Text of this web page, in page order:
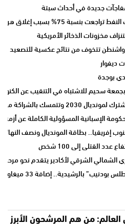
جديدة في أحداث سبتة
بنسبة 75% بسبب إغلاق هرمز
مخزونات الذخائر الأمريكية
تتخوف من نتائج عكسية للتصعيد
ديفوار
بوجدة
مع المغرب وإسبانيا
الإسبانية المسؤولية الكاملة عن أزمة
إفريقيا.. بطاقة المونديال ونصف
القتلى إلى 100 شخص
الشمالي الشرقي لأكادير يتقدم نحو مرحلة
إضافة 33 ميغاوات إلى الشبكة الوطنية
من هم المرشحون الأبرز